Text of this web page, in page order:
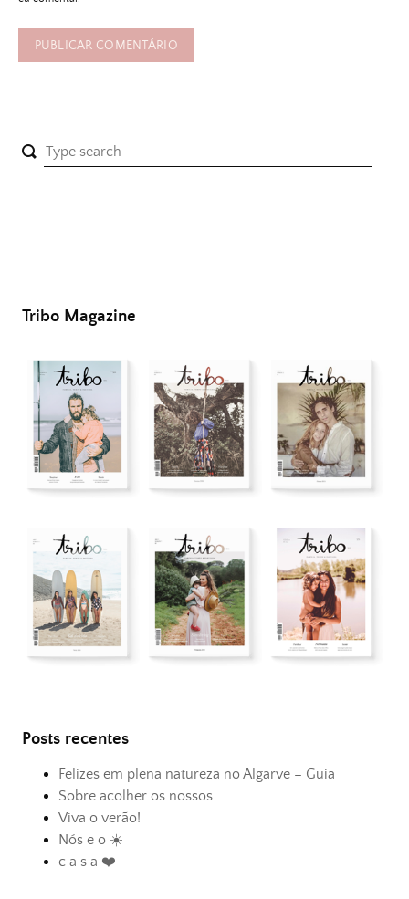
Tribo Magazine
Posts recentes
Felizes em plena natureza no Algarve – Guia
Sobre acolher os nossos
Viva o verão!
Nós e o ☀️
c a s a ❤️